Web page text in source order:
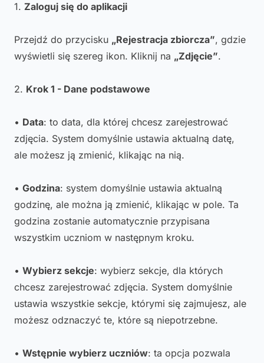
1. Zaloguj się do aplikacji
Przejdź do przycisku „Rejestracja zbiorcza”, gdzie
wyświetli się szereg ikon. Kliknij na „Zdjęcie”.
2. Krok 1 - Dane podstawowe
• Data: to data, dla której chcesz zarejestrować
zdjęcia. System domyślnie ustawia aktualną datę,
ale możesz ją zmienić, klikając na nią.
• Godzina: system domyślnie ustawia aktualną
godzinę, ale można ją zmienić, klikając w pole. Ta
godzina zostanie automatycznie przypisana
wszystkim uczniom w następnym kroku.
• Wybierz sekcje: wybierz sekcje, dla których
chcesz zarejestrować zdjęcia. System domyślnie
ustawia wszystkie sekcje, którymi się zajmujesz, ale
możesz odznaczyć te, które są niepotrzebne.
• Wstępnie wybierz uczniów: ta opcja pozwala